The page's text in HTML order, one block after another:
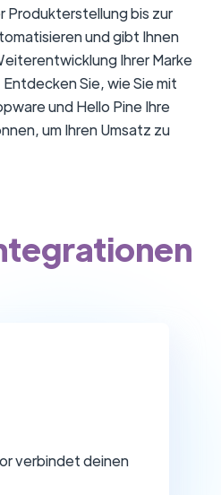
Produkterstellung bis zur
und gibt Ihnen
Ihrer Marke
Sie, wie Sie mit
und Hello Pine Ihre
um Ihren Umsatz zu
verbindet deinen